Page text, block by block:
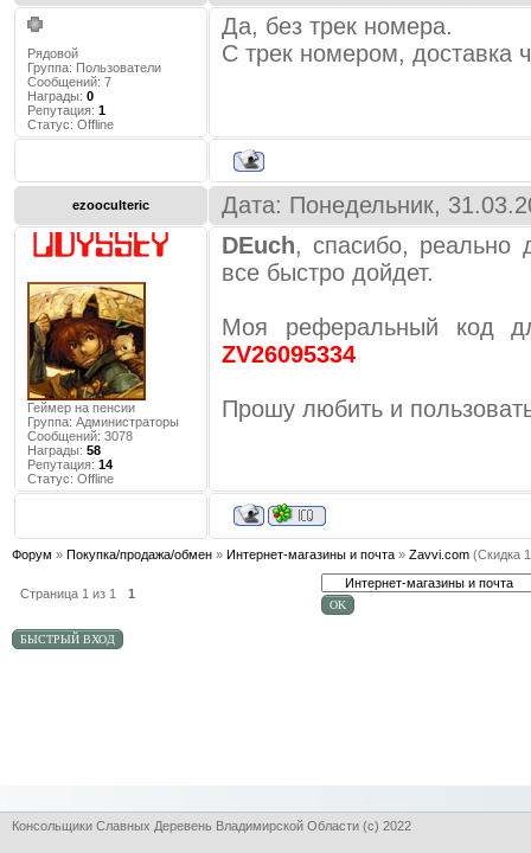
Рядовой
Группа: Пользователи
Сообщений: 7
Награды: 0
Репутация: 1
Статус: Offline
Да, без трек номера.
С трек номером, доставка
ezooculteric Дата: Понедельник,
Геймер на пенсии
Группа: Администраторы
Сообщений: 3078
Награды: 58
Репутация: 14
Статус: Offline
DEuch, спасибо, реально
все быстро дойдет.
Моя реферальный код
ZV26095334
Прошу любить и
Форум » Покупка/продажа/обмен » Интернет-магазины и почта » Zavvi.com (Скидка
Страница 1 из 1 1
Консольщики Славных Деревень Владимирской Области (с) 2022